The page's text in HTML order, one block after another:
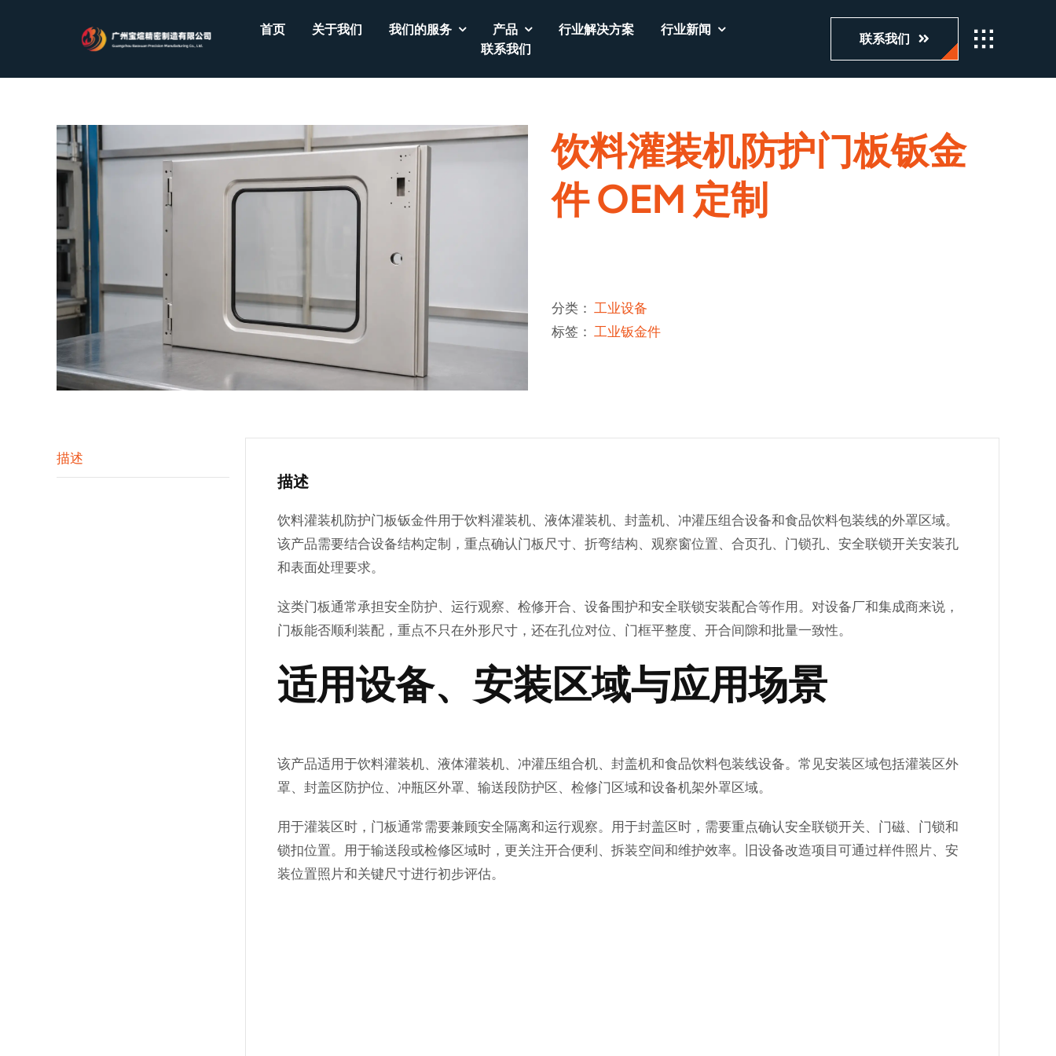
首页 关于我们 我们的服务 产品 行业解决方案
行业新闻
联系我们
联系我们
饮料灌装机防护门板钣金
件 OEM 定制
分类： 工业设备
标签： 工业钣金件
描述
描述
饮料灌装机防护门板钣金件用于饮料灌装机、液体灌装机、封盖机、冲灌压组合设备和食品饮料包装线的外罩区域。
该产品需要结合设备结构定制，重点确认门板尺寸、折弯结构、观察窗位置、合页孔、门锁孔、安全联锁开关安装孔
和表面处理要求。
这类门板通常承担安全防护、运行观察、检修开合、设备围护和安全联锁安装配合等作用。对设备厂和集成商来说，
门板能否顺利装配，重点不只在外形尺寸，还在孔位对位、门框平整度、开合间隙和批量一致性。
适用设备、安装区域与应用场景
该产品适用于饮料灌装机、液体灌装机、冲灌压组合机、封盖机和食品饮料包装线设备。常见安装区域包括灌装区外
罩、封盖区防护位、冲瓶区外罩、输送段防护区、检修门区域和设备机架外罩区域。
用于灌装区时，门板通常需要兼顾安全隔离和运行观察。用于封盖区时，需要重点确认安全联锁开关、门磁、门锁和
锁扣位置。用于输送段或检修区域时，更关注开合便利、拆装空间和维护效率。旧设备改造项目可通过样件照片、安
装位置照片和关键尺寸进行初步评估。